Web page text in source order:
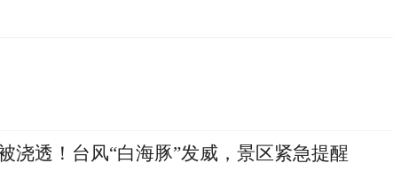
浇透！台风“白海豚”发威，景区紧急提醒